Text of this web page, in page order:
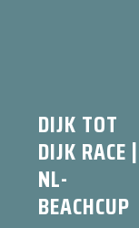
DIJK TOT
DIJK RACE |
NL-
BEACHCUP